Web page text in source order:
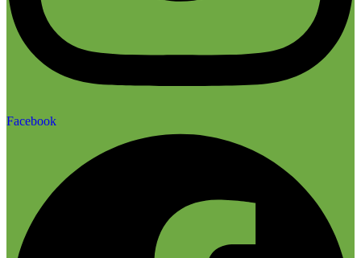
Facebook